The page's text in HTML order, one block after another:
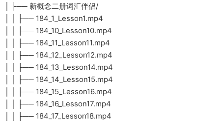
│ ├── 新概念二册词汇伴侣/
│ │ ├── 184_1_Lesson1.mp4
│ │ ├── 184_10_Lesson10.mp4
│ │ ├── 184_11_Lesson11.mp4
│ │ ├── 184_12_Lesson12.mp4
│ │ ├── 184_13_Lesson14.mp4
│ │ ├── 184_14_Lesson15.mp4
│ │ ├── 184_15_Lesson16.mp4
│ │ ├── 184_16_Lesson17.mp4
│ │ ├── 184_17_Lesson18.mp4